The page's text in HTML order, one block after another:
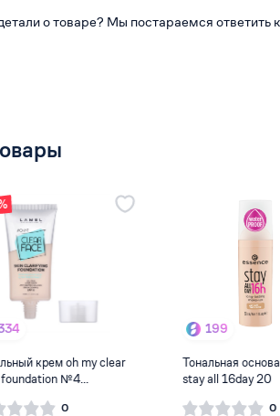
о товаре? Мы постараемся ответить
Тональная основа essence
stay all 16day 20
495